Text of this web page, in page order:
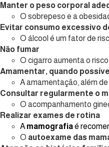
Manter o peso corporal
O sobrepeso e a
Evitar consumo excessivo
O álcool é um fator de
Não fumar
O cigarro aumenta o
Amamentar, quando possível
A amamentação, além
Consultar regularmente o
O acompanhamento
Realizar exames de rotina
A mamografiaé
O autoexame das